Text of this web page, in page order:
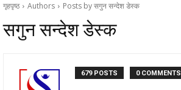
गृहपृष्ठ Authors Posts by सगुन सन्देश डेस्क
सगुन सन्देश डेस्क
679 POSTS 0 COMMENTS